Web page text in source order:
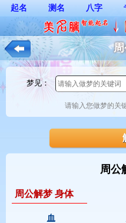
起名 测名 八字
梦见：
请输入您做梦的关
周公
周公解梦 身体
血